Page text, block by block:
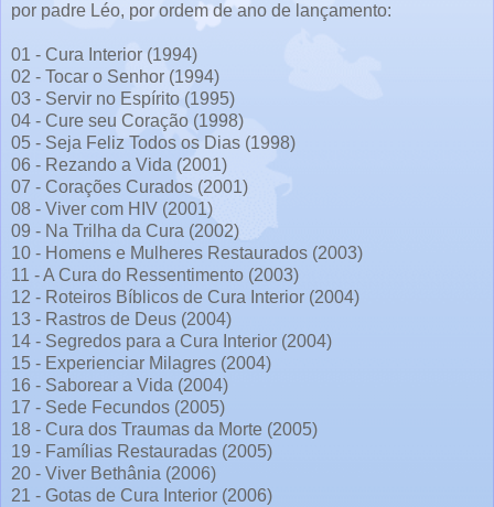
por padre Léo, por ordem de ano de lançamento:
01 - Cura Interior (1994)
02 - Tocar o Senhor (1994)
03 - Servir no Espírito (1995)
04 - Cure seu Coração (1998)
05 - Seja Feliz Todos os Dias (1998)
06 - Rezando a Vida (2001)
07 - Corações Curados (2001)
08 - Viver com HIV (2001)
09 - Na Trilha da Cura (2002)
10 - Homens e Mulheres Restaurados (2003)
11 - A Cura do Ressentimento (2003)
12 - Roteiros Bíblicos de Cura Interior (2004)
13 - Rastros de Deus (2004)
14 - Segredos para a Cura Interior (2004)
15 - Experienciar Milagres (2004)
16 - Saborear a Vida (2004)
17 - Sede Fecundos (2005)
18 - Cura dos Traumas da Morte (2005)
19 - Famílias Restauradas (2005)
20 - Viver Bethânia (2006)
21 - Gotas de Cura Interior (2006)